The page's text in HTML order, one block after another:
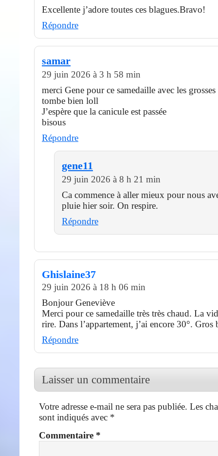
Excellente j’adore toutes ces blagues.Bravo!
Répondre
samar
29 juin 2026 à 3 h 58 min
merci Gene pour ce samedaille avec les grosses
tombe bien loll
J’espère que la canicule est passée
bisous
Répondre
gene11
29 juin 2026 à 8 h 21 min
Ca commence à aller mieux pour nous
pluie hier soir. On respire.
Répondre
Ghislaine37
29 juin 2026 à 18 h 06 min
Bonjour Geneviève
Merci pour ce samedaille très très chaud. La
rire. Dans l’appartement, j’ai encore 30°. Gros
Répondre
Laisser un commentaire
Votre adresse e-mail ne sera pas publiée. Les
sont indiqués avec *
Commentaire *